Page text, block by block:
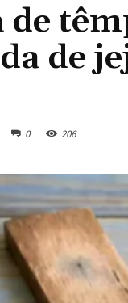
de
de
0 206